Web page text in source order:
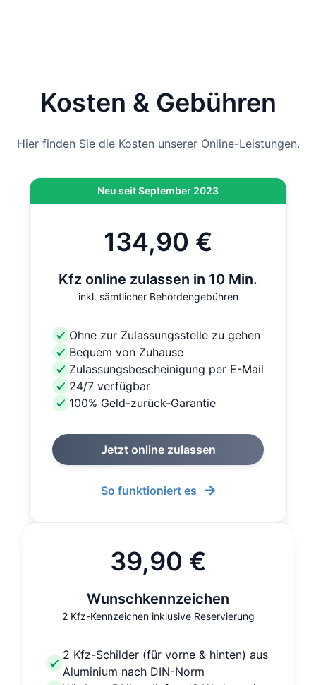
Zulassung ist diese Gebühr bereits inklusive.
Kosten & Gebühren
Hier finden Sie die Kosten unserer Online-Leistungen.
Neu seit September 2023
134,90 €
Kfz online zulassen in 10 Min.
inkl. sämtlicher Behördengebühren
Ohne zur Zulassungsstelle zu gehen
Bequem von Zuhause
Zulassungsbescheinigung per E-Mail
24/7 verfügbar
100% Geld-zurück-Garantie
Jetzt online zulassen
So funktioniert es
39,90 €
Wunschkennzeichen
2 Kfz-Kennzeichen inklusive Reservierung
2 Kfz-Schilder (für vorne & hinten) aus
Aluminium nach DIN-Norm